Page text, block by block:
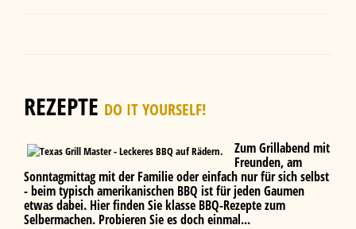
REZEPTE DO IT YOURSELF!
Zum Grillabend mit
Freunden, am
Sonntagmittag mit der Familie oder einfach nur für sich selbst
- beim typisch amerikanischen BBQ ist für jeden Gaumen
etwas dabei. Hier finden Sie klasse BBQ-Rezepte zum
Selbermachen. Probieren Sie es doch einmal...